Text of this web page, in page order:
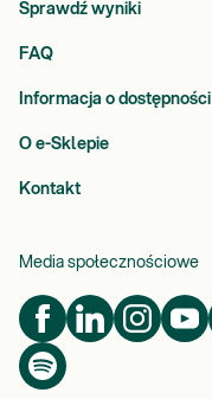
Sprawdź wyniki
FAQ
Informacja o dostępności
O e-Sklepie
Kontakt
Media społecznościowe